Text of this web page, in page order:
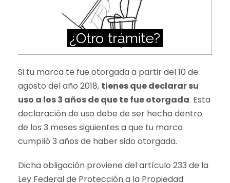
Si tu marca te fue otorgada a partir del 10 de
agosto del año 2018, tienes que declarar su
uso a los 3 años de que te fue otorgada. Esta
declaración de uso debe de ser hecha dentro
de los 3 meses siguientes a que tu marca
cumplió 3 años de haber sido otorgada.
Dicha obligación proviene del artículo 233 de la
Ley Federal de Protección a la Propiedad